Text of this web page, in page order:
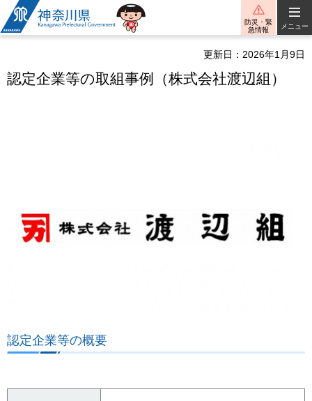
神奈川県
防災・緊
急情報
メニュー
更新日：2026年1月9日
認定企業等の取組事例（株式会社渡辺組）
認定企業等の概要